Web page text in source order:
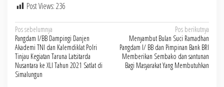
Post Views:236
Navigasi
pos
Pos sebelumnya
Pangdam I/BB Dampingi Danjen
Akademi TNI dan Kalemdiklat Polri
Tinjau Kegiatan Taruna Latsitarda
Nusantara ke XLI Tahun 2021 Satlat di
Simalungun
Pos berikutnya
Menyambut Bulan Suci Ramadhan
Pangdam I/ BB dan Pimpinan Bank BRI
Memberikan Sembako dan santunan
Bagi Masyarakat Yang Membutuhkan